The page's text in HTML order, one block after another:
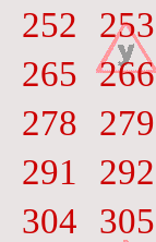
252 253
265 266
278 279
291 292
304 305